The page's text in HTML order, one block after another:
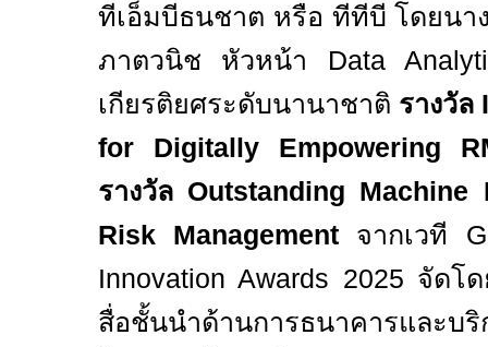
ทีเอ็มบีธนชาต หรือ ทีทีบี โดยนา
ภาตวนิช หัวหน้า Data
เกียรติยศระดับนานาชาติ รางวัล
for Digitally Empowering
รางวัล Outstanding
Risk Management
จากเวที
Innovation Awards 2025 จัดโ
สื่อชั้นนำด้านการธนาคารและบริ